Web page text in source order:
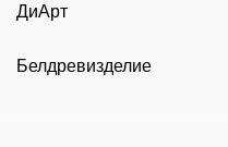
ДиАрт
Белдревизделие